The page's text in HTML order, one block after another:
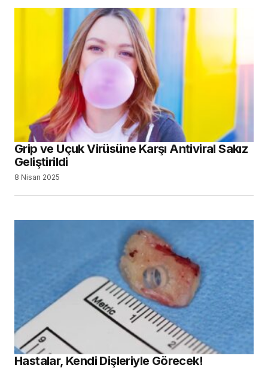
Grip ve Uçuk Virüsüne Karşı Antiviral Sakız
Geliştirildi
8 Nisan 2025
Hastalar, Kendi Dişleriyle Görecek!